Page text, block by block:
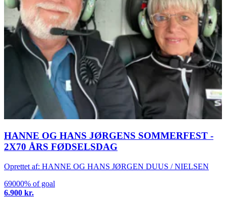
HANNE OG HANS JØRGENS SOMMERFEST -
2X70 ÅRS FØDSELSDAG
Oprettet af: HANNE OG HANS JØRGEN DUUS / NIELSEN
69000% of goal
6.900 kr.